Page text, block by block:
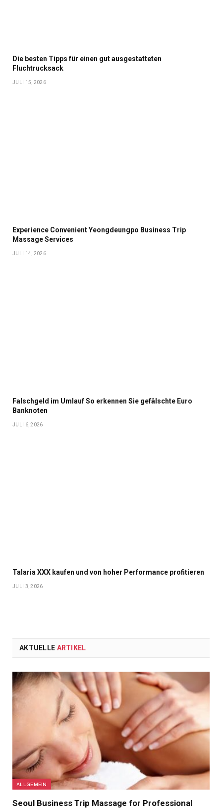
Die besten Tipps für einen gut ausgestatteten
Fluchtrucksack
JULI 15, 2026
Experience Convenient Yeongdeungpo Business Trip
Massage Services
JULI 14, 2026
Falschgeld im Umlauf So erkennen Sie gefälschte Euro
Banknoten
JULI 6, 2026
Talaria XXX kaufen und von hoher Performance profitieren
JULI 3, 2026
AKTUELLE ARTIKEL
ALLGEMEIN
Seoul Business Trip Massage for Professional